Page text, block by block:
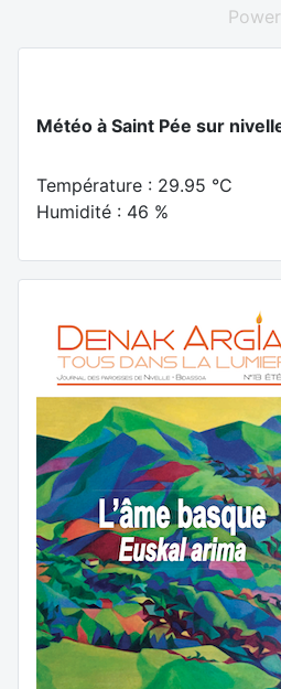
Météo à Saint Pée sur
Température : 29.95 °C
Humidité : 46 %